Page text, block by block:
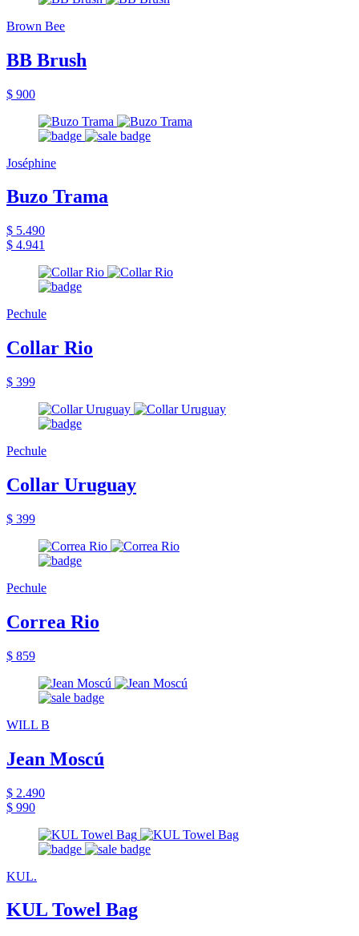
Brown Bee
BB Brush
$ 900
Joséphine
Buzo Trama
$ 5.490
$ 4.941
Pechule
Collar Rio
$ 399
Pechule
Collar Uruguay
$ 399
Pechule
Correa Rio
$ 859
WILL B
Jean Moscú
$ 2.490
$ 990
KUL.
KUL Towel Bag